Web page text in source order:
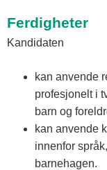
Ferdigheter
Kandidaten
kan anvende
profesjonelt i
barn og
kan anvende
innenfor
barnehagen.